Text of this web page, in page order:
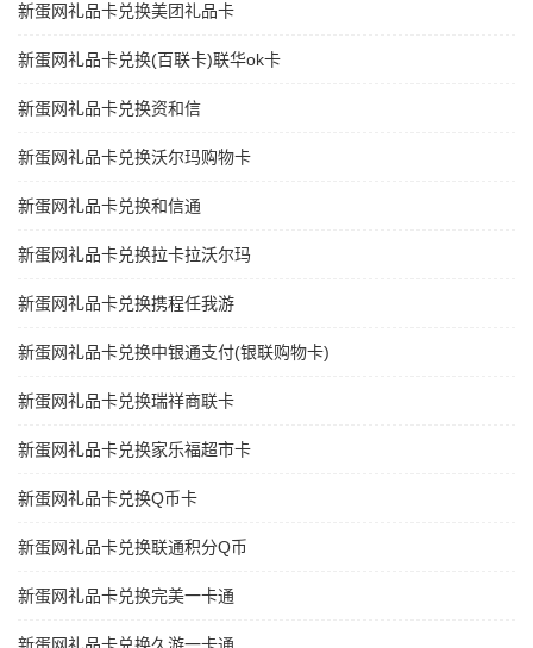
新蛋网礼品卡兑换美团礼品卡
新蛋网礼品卡兑换(百联卡)联华ok卡
新蛋网礼品卡兑换资和信
新蛋网礼品卡兑换沃尔玛购物卡
新蛋网礼品卡兑换和信通
新蛋网礼品卡兑换拉卡拉沃尔玛
新蛋网礼品卡兑换携程任我游
新蛋网礼品卡兑换中银通支付(银联购物卡)
新蛋网礼品卡兑换瑞祥商联卡
新蛋网礼品卡兑换家乐福超市卡
新蛋网礼品卡兑换Q币卡
新蛋网礼品卡兑换联通积分Q币
新蛋网礼品卡兑换完美一卡通